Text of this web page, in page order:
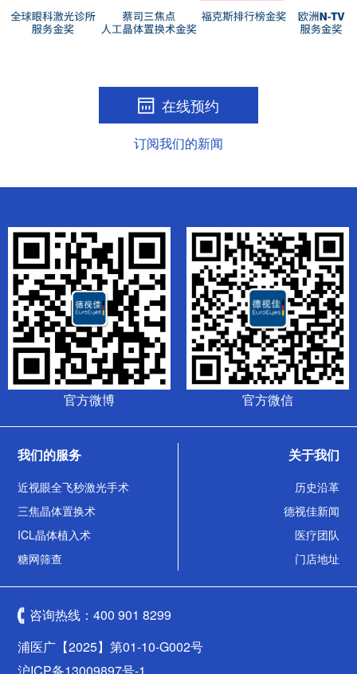
在线预约
订阅我们的新闻
官方微博 官方微信
我们的服务
近视眼全飞秒激光手术
三焦晶体置换术
ICL晶体植入术
糖网筛查
关于我们
历史沿革
德视佳新闻
医疗团队
门店地址
咨询热线：400 901 8299
浦医广【2025】第01-10-G002号
沪ICP备13009897号-1